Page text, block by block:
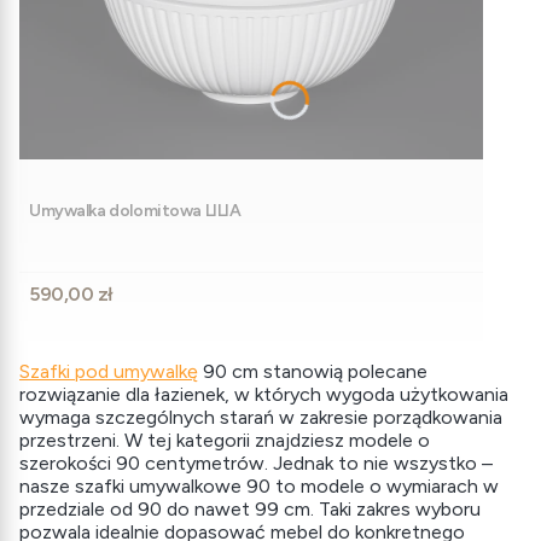
Umywalka dolomitowa LILIA
Cena
590,00 zł
Szafki pod umywalkę 90 cm stanowią polecane
rozwiązanie dla łazienek, w których wygoda użytkowania
wymaga szczególnych starań w zakresie porządkowania
przestrzeni. W tej kategorii znajdziesz modele o
szerokości 90 centymetrów. Jednak to nie wszystko –
nasze szafki umywalkowe 90 to modele o wymiarach w
przedziale od 90 do nawet 99 cm. Taki zakres wyboru
pozwala idealnie dopasować mebel do konkretnego